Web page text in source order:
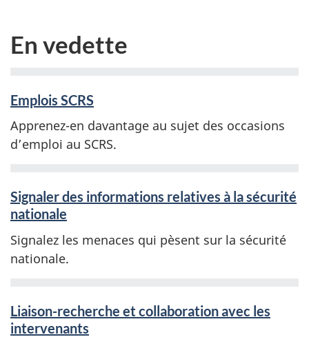
En vedette
Emplois SCRS
Apprenez-en davantage au sujet des occasions
d’emploi au SCRS.
Signaler des informations relatives à la sécurité
nationale
Signalez les menaces qui pèsent sur la sécurité
nationale.
Liaison-recherche et collaboration avec les
intervenants